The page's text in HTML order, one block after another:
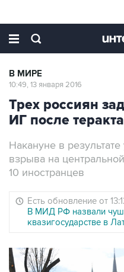
В МИРЕ
10:49, 13 января 2016
Трех россиян
ИГ после
Накануне в
взрыва на
10 иностранцев
Есть обновление от
В МИД РФ назвали
квазигосударстве в